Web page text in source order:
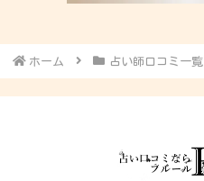
ホーム 占い師口コミ一覧